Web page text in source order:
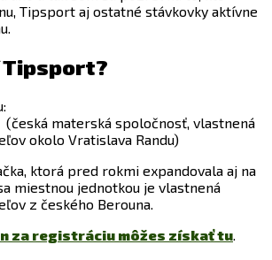
Tipsport aj ostatné stávkovky aktívne
(česká materská spoločnosť, vlastnená
okolo Vratislava Randu)
ktorá pred rokmi expandovala aj na
miestnou jednotkou je vlastnená
z českého Berouna.
za registráciu môžes získať tu.